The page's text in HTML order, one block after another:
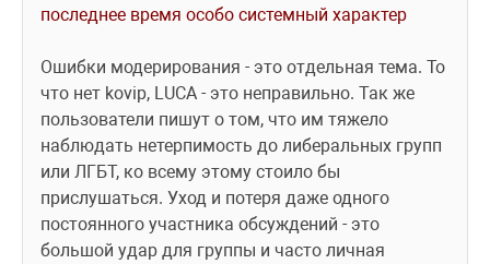
последнее время особо системный характер
Ошибки модерирования - это отдельная тема. То
что нет kovip, LUCA - это неправильно. Так же
пользователи пишут о том, что им тяжело
наблюдать нетерпимость до либеральных групп
или ЛГБТ, ко всему этому стоило бы
прислушаться. Уход и потеря даже одного
постоянного участника обсуждений - это
большой удар для группы и часто личная